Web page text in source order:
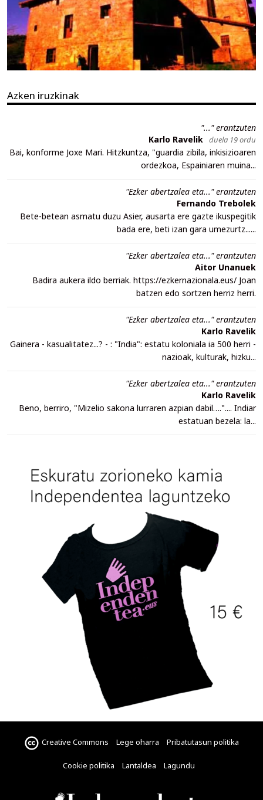
Azken iruzkinak
"..." erantzuten
Karlo Ravelik duela 19 ordu
Bai, konforme Joxe Mari. Hitzkuntza, "guardia zibila, inkisizioaren
ordezkoa, Espainiaren muina...
"Ezker abertzalea eta..." erantzuten
Fernando Trebolek
Bete-betean asmatu duzu Asier, ausarta ere gazte ikuspegitik
bada ere, beti izan gara umezurtz......
"Ezker abertzalea eta..." erantzuten
Aitor Unanuek
Badira aukera ildo berriak. https://ezkernazionala.eus/ Joan
batzen edo sortzen herriz herri.
"Ezker abertzalea eta..." erantzuten
Karlo Ravelik
Gainera - kasualitatez...? - : "India": estatu koloniala ia 500 herri -
nazioak, kulturak, hizku...
"Ezker abertzalea eta..." erantzuten
Karlo Ravelik
Beno, berriro, "Mizelio sakona lurraren azpian dabil….".... Indiar
estatuan bezela: la...
Creative Commons Lege oharra Pribatutasun politika
Cookie politika Lantaldea Lagundu